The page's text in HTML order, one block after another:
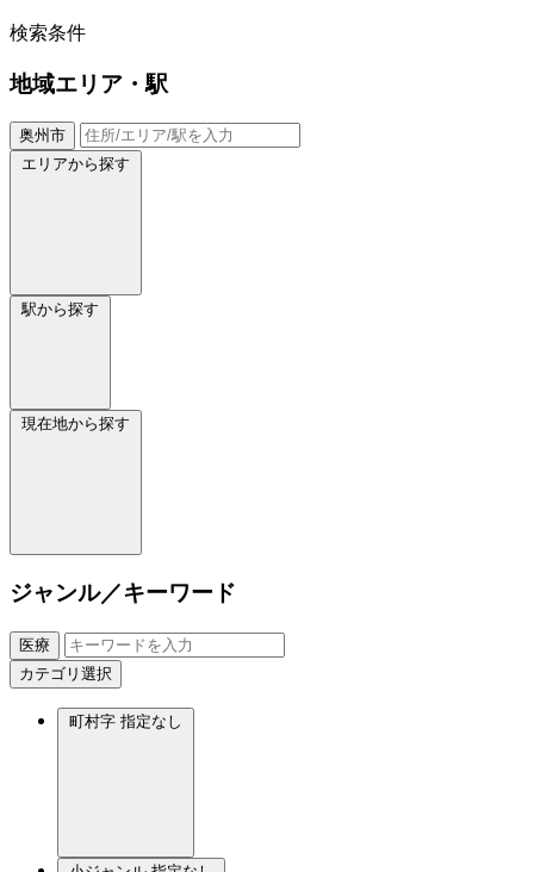
検索条件
地域エリア・駅
奥州市
エリアから探す
駅から探す
現在地から探す
ジャンル／キーワード
医療
カテゴリ選択
町村字 指定なし